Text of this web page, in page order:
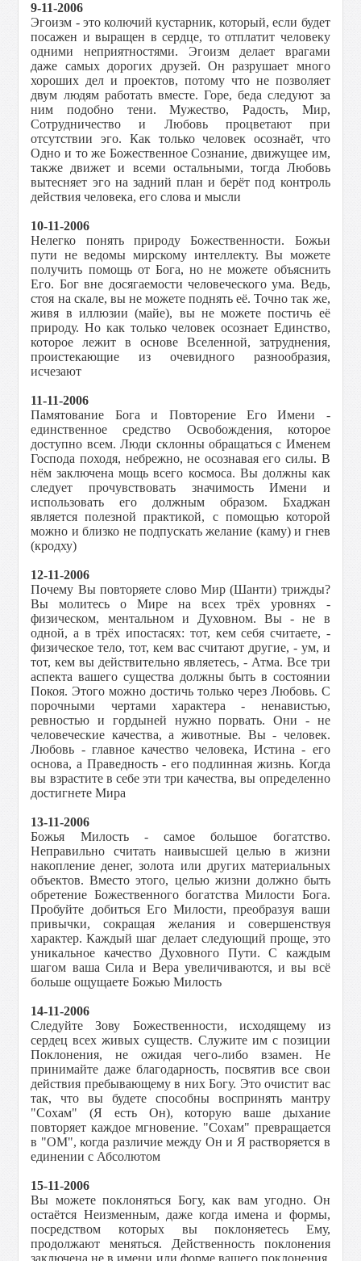
9-11-2006
Эгоизм - это колючий кустарник, который, если будет
посажен и выращен в сердце, то отплатит человеку
одними неприятностями. Эгоизм делает врагами
даже самых дорогих друзей. Он разрушает много
хороших дел и проектов, потому что не позволяет
двум людям работать вместе. Горе, беда следуют за
ним подобно тени. Мужество, Радость, Мир,
Сотрудничество и Любовь процветают при
отсутствии эго. Как только человек осознаёт, что
Одно и то же Божественное Сознание, движущее им,
также движет и всеми остальными, тогда Любовь
вытесняет эго на задний план и берёт под контроль
действия человека, его слова и мысли
10-11-2006
Нелегко понять природу Божественности. Божьи
пути не ведомы мирскому интеллекту. Вы можете
получить помощь от Бога, но не можете объяснить
Его. Бог вне досягаемости человеческого ума. Ведь,
стоя на скале, вы не можете поднять её. Точно так же,
живя в иллюзии (майе), вы не можете постичь её
природу. Но как только человек осознает Единство,
которое лежит в основе Вселенной, затруднения,
проистекающие из очевидного разнообразия,
исчезают
11-11-2006
Памятование Бога и Повторение Его Имени -
единственное средство Освобождения, которое
доступно всем. Люди склонны обращаться с Именем
Господа походя, небрежно, не осознавая его силы. В
нём заключена мощь всего космоса. Вы должны как
следует прочувствовать значимость Имени и
использовать его должным образом. Бхаджан
является полезной практикой, с помощью которой
можно и близко не подпускать желание (каму) и гнев
(кродху)
12-11-2006
Почему Вы повторяете слово Мир (Шанти) трижды?
Вы молитесь о Мире на всех трёх уровнях -
физическом, ментальном и Духовном. Вы - не в
одной, а в трёх ипостасях: тот, кем себя считаете, -
физическое тело, тот, кем вас считают другие, - ум, и
тот, кем вы действительно являетесь, - Атма. Все три
аспекта вашего существа должны быть в состоянии
Покоя. Этого можно достичь только через Любовь. С
порочными чертами характера - ненавистью,
ревностью и гордыней нужно порвать. Они - не
человеческие качества, а животные. Вы - человек.
Любовь - главное качество человека, Истина - его
основа, а Праведность - его подлинная жизнь. Когда
вы взрастите в себе эти три качества, вы определенно
достигнете Мира
13-11-2006
Божья Милость - самое большое богатство.
Неправильно считать наивысшей целью в жизни
накопление денег, золота или других материальных
объектов. Вместо этого, целью жизни должно быть
обретение Божественного богатства Милости Бога.
Пробуйте добиться Его Милости, преобразуя ваши
привычки, сокращая желания и совершенствуя
характер. Каждый шаг делает следующий проще, это
уникальное качество Духовного Пути. С каждым
шагом ваша Сила и Вера увеличиваются, и вы всё
больше ощущаете Божью Милость
14-11-2006
Следуйте Зову Божественности, исходящему из
сердец всех живых существ. Служите им с позиции
Поклонения, не ожидая чего-либо взамен. Не
принимайте даже благодарность, посвятив все свои
действия пребывающему в них Богу. Это очистит вас
так, что вы будете способны воспринять мантру
"Сохам" (Я есть Он), которую ваше дыхание
повторяет каждое мгновение. "Сохам" превращается
в "ОМ", когда различие между Он и Я растворяется в
единении с Абсолютом
15-11-2006
Вы можете поклоняться Богу, как вам угодно. Он
остаётся Неизменным, даже когда имена и формы,
посредством которых вы поклоняетесь Ему,
продолжают меняться. Действенность поклонения
заключена не в имени или форме вашего поклонения,